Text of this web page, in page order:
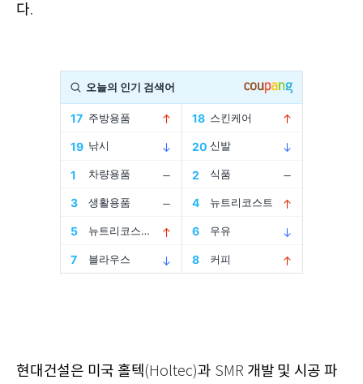
다.
현대건설은 미국 홀텍(Holtec)과 SMR 개발 및 시공 파